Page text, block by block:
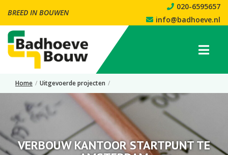
BREED IN BOUWEN
020-6595657
info@badhoeve.nl
Home / Uitgevoerde projecten /
Verbouw kantoor Startpunt te Amsterdam
VERBOUW KANTOOR STARTPUNT TE